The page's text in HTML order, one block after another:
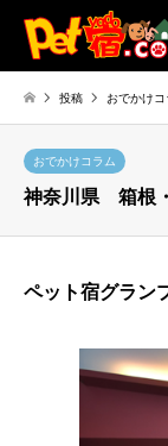
投稿 おでかけコ
おでかけコラム
神奈川県 箱根
ペット宿グラン